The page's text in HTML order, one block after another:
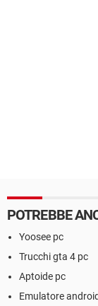
POTREBBE
Yoosee pc
Trucchi gta 4 pc
Aptoide pc
Emulatore